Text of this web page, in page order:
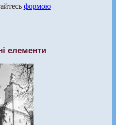
формою
елементи